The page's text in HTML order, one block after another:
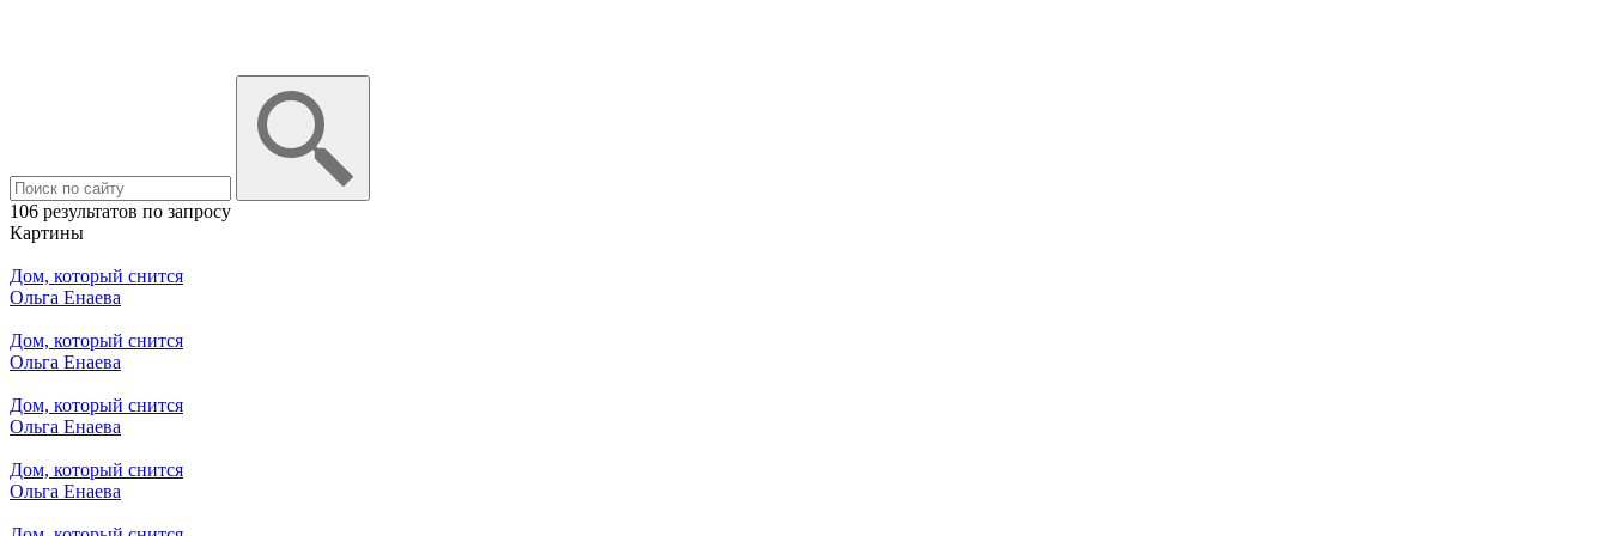
106 результатов по запросу
Картины
Дом, который снится
Ольга Енаева
Дом, который снится
Ольга Енаева
Дом, который снится
Ольга Енаева
Дом, который снится
Ольга Енаева